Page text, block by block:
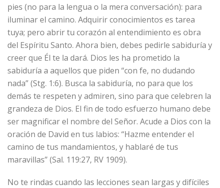
pies (no para la lengua o la mera conversación): para
iluminar el camino. Adquirir conocimientos es tarea
tuya; pero abrir tu corazón al entendimiento es obra
del Espíritu Santo. Ahora bien, debes pedirle sabiduría y
creer que Él te la dará. Dios les ha prometido la
sabiduría a aquellos que piden “con fe, no dudando
nada” (Stg. 1:6). Busca la sabiduría, no para que los
demás te respeten y admiren, sino para que celebren la
grandeza de Dios. El fin de todo esfuerzo humano debe
ser magnificar el nombre del Señor. Acude a Dios con la
oración de David en tus labios: “Hazme entender el
camino de tus mandamientos, y hablaré de tus
maravillas” (Sal. 119:27, RV 1909).
No te rindas cuando las lecciones sean largas y difíciles